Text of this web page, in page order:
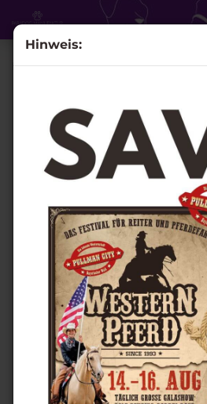
Hinweis:
Retrieverleine Grace - mit fester